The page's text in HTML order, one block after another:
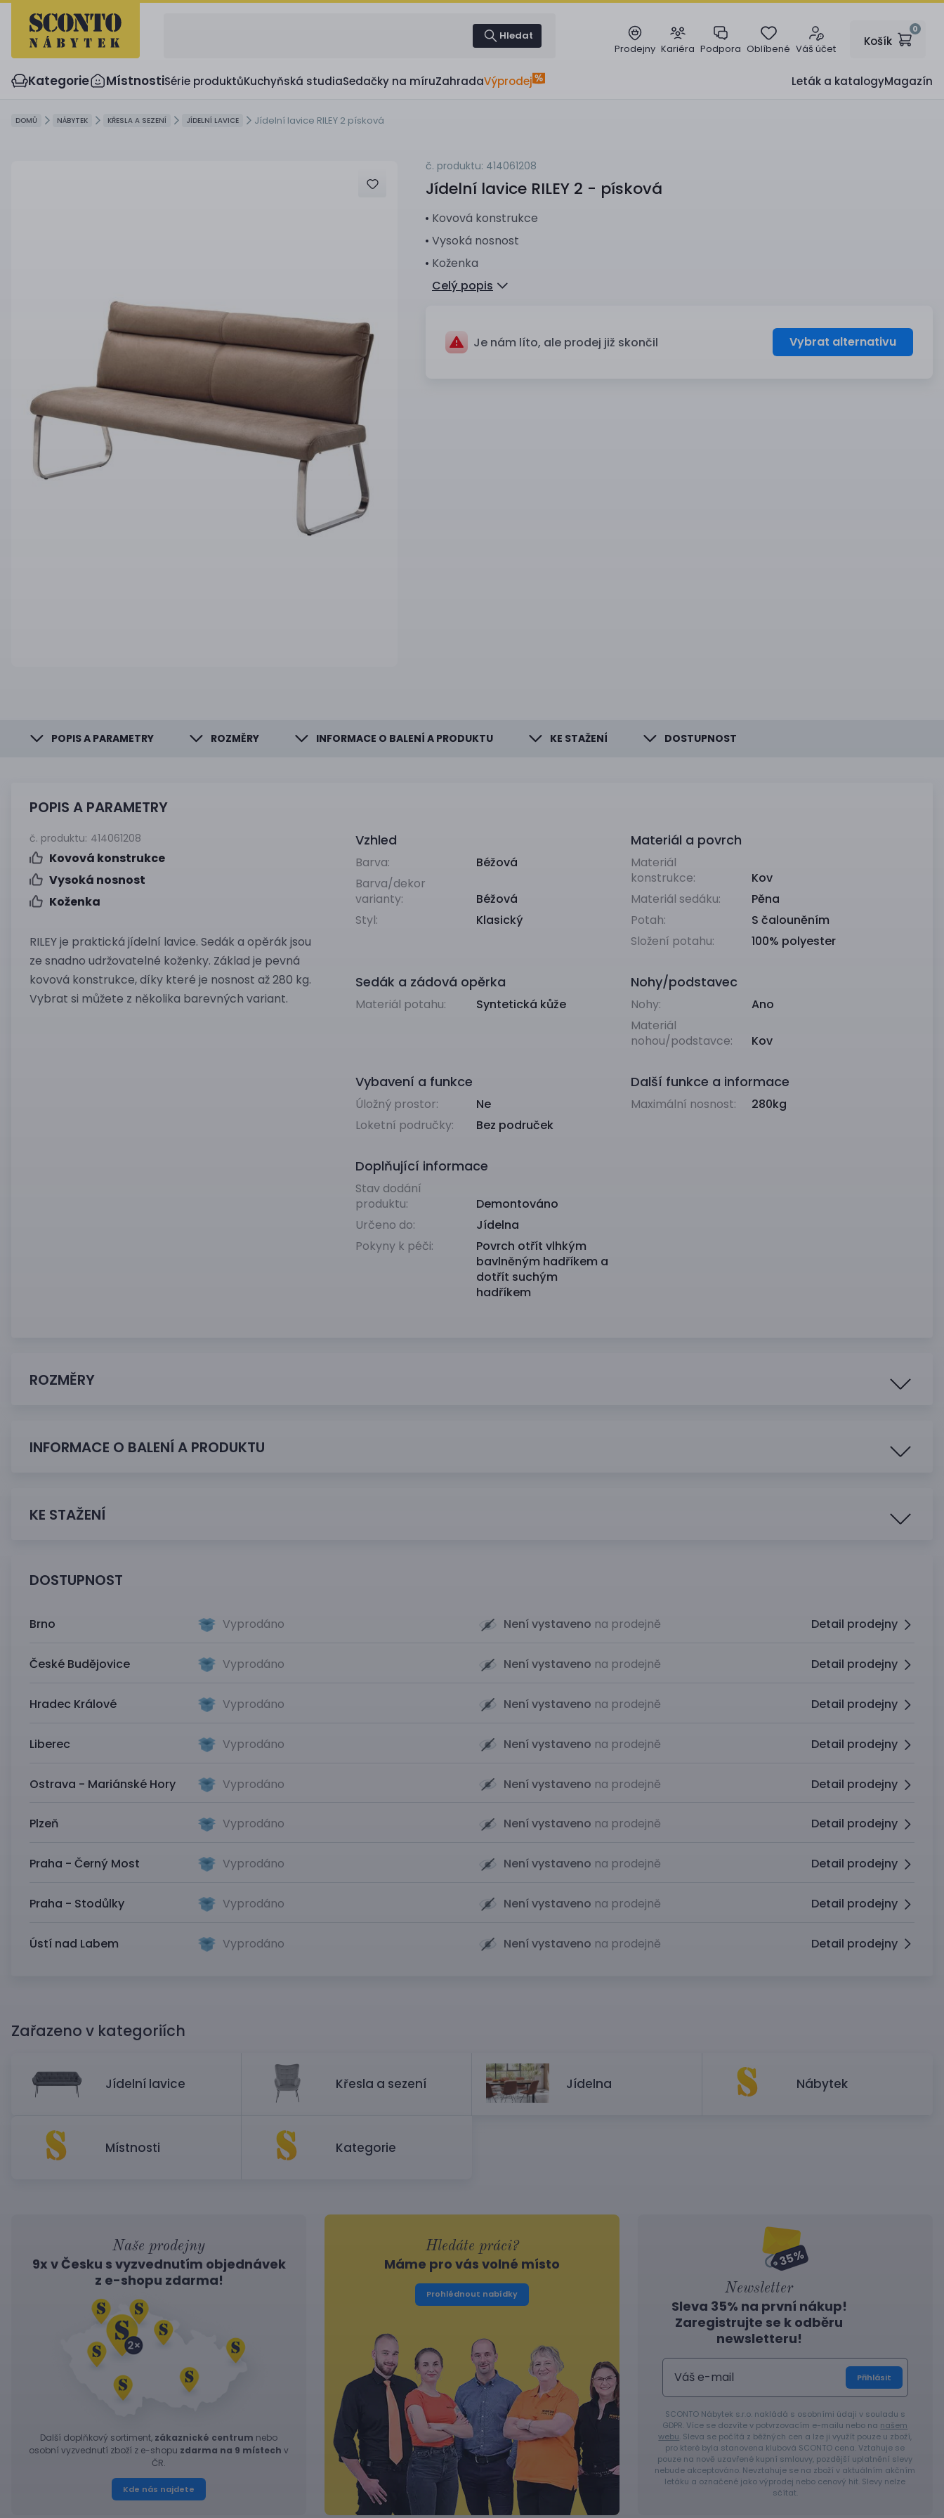
Hledat
Prodejny Kariéra Podpora Oblíbené Váš účet
Košík
0
Kategorie MístnostiSérie produktůKuchyňská studiaSedačky na míruZahradaVýprodej Leták a katalogyMagazín
DOMŮ NÁBYTEK KŘESLA A SEZENÍ JÍDELNÍ LAVICE Jídelní lavice RILEY 2 písková
č. produktu: 414061208
Jídelní lavice RILEY 2 - písková
Kovová konstrukce
Vysoká nosnost
Koženka
Celý popis
Je nám líto, ale prodej již skončil Vybrat alternativu
POPIS A PARAMETRY ROZMĚRY INFORMACE O BALENÍ A PRODUKTU KE STAŽENÍ DOSTUPNOST
POPIS A PARAMETRY
č. produktu: 414061208
Kovová konstrukce
Vysoká nosnost
Koženka
RILEY je praktická jídelní lavice. Sedák a opěrák jsou
ze snadno udržovatelné koženky. Základ je pevná
kovová konstrukce, díky které je nosnost až 280 kg.
Vybrat si můžete z několika barevných variant.
Vzhled
Barva:
Béžová
Barva/dekor
varianty:
Béžová
Styl:
Klasický
Materiál a povrch
Materiál
konstrukce:
Kov
Materiál sedáku:
Pěna
Potah:
S čalouněním
Složení potahu:
100% polyester
Sedák a zádová opěrka
Materiál potahu: Syntetická kůže
Nohy/podstavec
Nohy:
Ano
Materiál
nohou/podstavce:
Kov
Vybavení a funkce
Úložný prostor:
Ne
Loketní područky:
Bez područek
Další funkce a informace
Maximální nosnost: 280kg
Doplňující informace
Stav dodání
produktu:
Demontováno
Určeno do:
Jídelna
Pokyny k péči:
Povrch otřít vlhkým
bavlněným hadříkem a
dotřít suchým
hadříkem
ROZMĚRY
INFORMACE O BALENÍ A PRODUKTU
KE STAŽENÍ
DOSTUPNOST
Brno Vyprodáno Není vystaveno na prodejně Detail prodejny
České Budějovice Vyprodáno Není vystaveno na prodejně Detail prodejny
Hradec Králové Vyprodáno Není vystaveno na prodejně Detail prodejny
Liberec Vyprodáno Není vystaveno na prodejně Detail prodejny
Ostrava - Mariánské Hory Vyprodáno Není vystaveno na prodejně Detail prodejny
Plzeň Vyprodáno Není vystaveno na prodejně Detail prodejny
Praha - Černý Most Vyprodáno Není vystaveno na prodejně Detail prodejny
Praha - Stodůlky Vyprodáno Není vystaveno na prodejně Detail prodejny
Ústí nad Labem Vyprodáno Není vystaveno na prodejně Detail prodejny
Zařazeno v kategoriích
Jídelní lavice Křesla a sezení Jídelna Nábytek
Místnosti Kategorie
Naše prodejny
9x v Česku s vyzvednutím objednávek
z e-shopu zdarma!
Další doplňkový sortiment, zákaznické centrum nebo
osobní vyzvednutí zboží z e-shopu zdarma na 9 místech v
ČR.
Kde nás najdete
Hledáte práci?
Máme pro vás volné místo
Prohlédnout nabídky Newsletter
Sleva 35% na první nákup!
Zaregistrujte se k odběru
newsletteru!
Přihlásit
SCONTO Nábytek s.r.o. nakládá s osobními údaji v souladu s
GDPR. Více se dozvíte v potvrzovacím e-mailu nebo na našem
webu. Sleva se počítá z běžných cen a lze ji využít pouze u zboží,
pro které byla stanovena klubová SCONTO cena. Vztahuje se
pouze na nově uzavřené kupní smlouvy, pozdější uplatnění slevy
nebude akceptováno. Nevztahuje se na zboží v aktuálním akčním
letáku a označené jako výprodej nebo cenový hit. Slevy nelze
sčítat.